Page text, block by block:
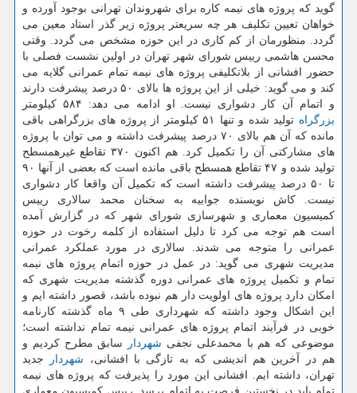
گوید كه پروژه های نیمه كاره برای شهروندان تهرانی بوجود آورده و
خواهان تعیین تكلیف هر چه سریعتر پروژه زیر گذر استاد معین می
گردد. منظورمان از كم كاری در این حوزه مشخص می گردد. وقتی
محسن هاشمی رییس شورای شهر تهران در اولین نشست فصلی با
حضور افشانی از بلاتكلیفی پروژه های نیمه تمام عمرانی گلایه می
كند و می گوید: خیلی از این پروژه ها بالای ۵۰ درصد پیشرفت دارند
و اتمام آن كار دشواری نیست. او ادامه می دهد: ۵۸۴ كیلومتر
بزرگراه
تولید شده و تنها ۵۱ كیلومتر از پروژه های بزرگراهی باقی
مانده كه آن هم بالای ۷۰ درصد پیشرفت داشته و می توان با پروژه
های مشاركتی آن را تكمیل كرد. هم اكنون ۳۷۰ تقاطع غیرهمسطح
تولید شده و ۴۷ تقاطع همسطح باقی مانده است كه بعضی از آنها ۹۰
تا ۵۰ درصد پیشرفت داشته است كه تكمیل آن واقعا كار دشواری
نیست. كاش نویسنده جوابیه به سخنان محمد سالاری رییس
كمیسیون معماری و شهرسازی شورای شهر كه در گزارش آمده
است هم توجه می كرد تا دلیل استفاده از كلمه رخوت در حوزه
عمرانی را متوجه می شدند. سالاری در مورد عملكرد عمرانی
مدیریت شهری می گوید: در عمل در حوزه اتمام پروژه های نیمه
تمام و تكمیل پروژه های عمرانی دوره گذشته مدیریت شهری كه
امكان دارد پروژه های اولویت دار هم نبوده باشد، قصور داشته ایم و
این اشكال وجود داشته كه شهرداری طی ۹ ماه گذشته كارنامه
خوبی در فرآیند اتمام پروژه های عمرانی نیمه تمام نداشته است؛
موضوعی كه هم با محمدعلی نجفی شهردار
سابق مطرح كردیم و
هم در آخرین هم اندیشی كه به تازگی با افشانی، شهردار
جدید
تهران، داشته ایم. افشانی این مورد را پذیرفت كه پروژه های نیمه